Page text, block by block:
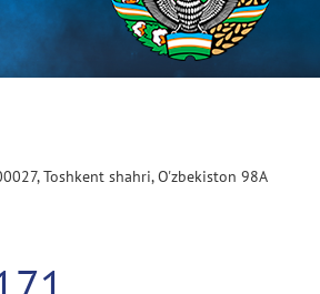
Toshkent shahri, O'zbekiston 98A